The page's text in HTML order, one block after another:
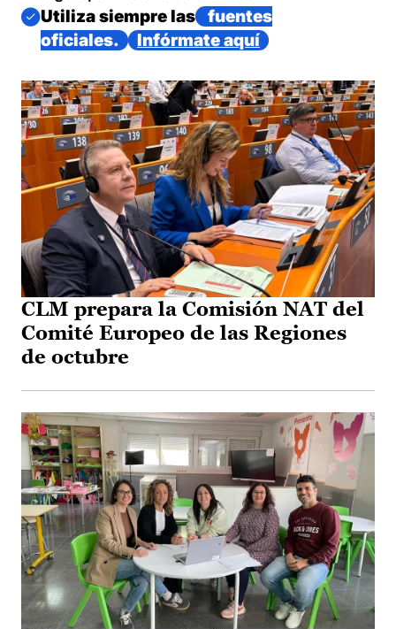
Imagen
Utiliza siempre las
fuentes
oficiales.
Infórmate aquí
CLM prepara la Comisión NAT del
Comité Europeo de las Regiones
de octubre